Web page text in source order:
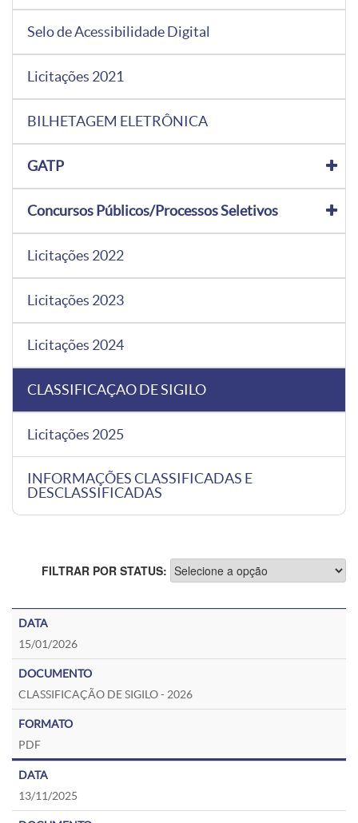
Selo de Acessibilidade Digital
Licitações 2021
BILHETAGEM ELETRÔNICA
GATP
Concursos Públicos/Processos Seletivos
Licitações 2022
Licitações 2023
Licitações 2024
CLASSIFICAÇAO DE SIGILO
Licitações 2025
INFORMAÇÕES CLASSIFICADAS E
DESCLASSIFICADAS
FILTRAR POR STATUS:
15/01/2026
CLASSIFICAÇÃO DE SIGILO - 2026
PDF
13/11/2025